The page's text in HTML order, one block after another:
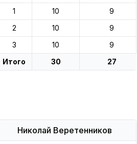
1
10
9
2
10
9
3
10
9
Итого
30 27
Николай Веретенников